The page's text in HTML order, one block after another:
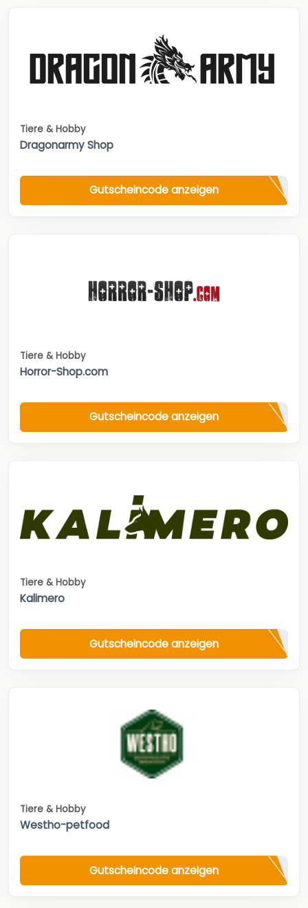
Tiere & Hobby
Dragonarmy Shop
Gutscheincode anzeigen
Tiere & Hobby
Horror-Shop.com
Gutscheincode anzeigen
Tiere & Hobby
Kalimero
Gutscheincode anzeigen
Tiere & Hobby
Westho-petfood
Gutscheincode anzeigen